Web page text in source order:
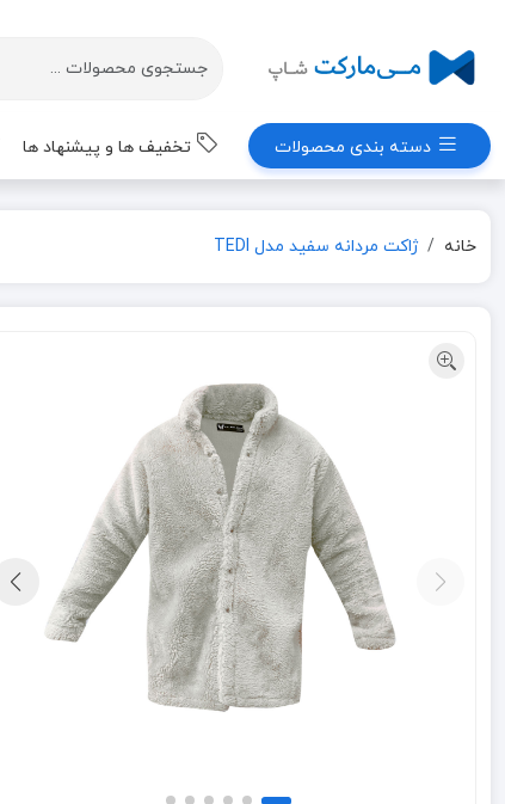
دسته بندی محصولات تخفیف ها و پیشنهاد ها
خانه ژاکت مردانه سفید مدل TEDI